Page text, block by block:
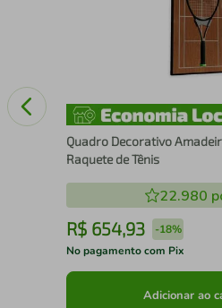
Quadro Decorativo
Raquete de Tênis
22.980
R$ 654,93 -18%
No pagamento com Pix
Adicionar ao